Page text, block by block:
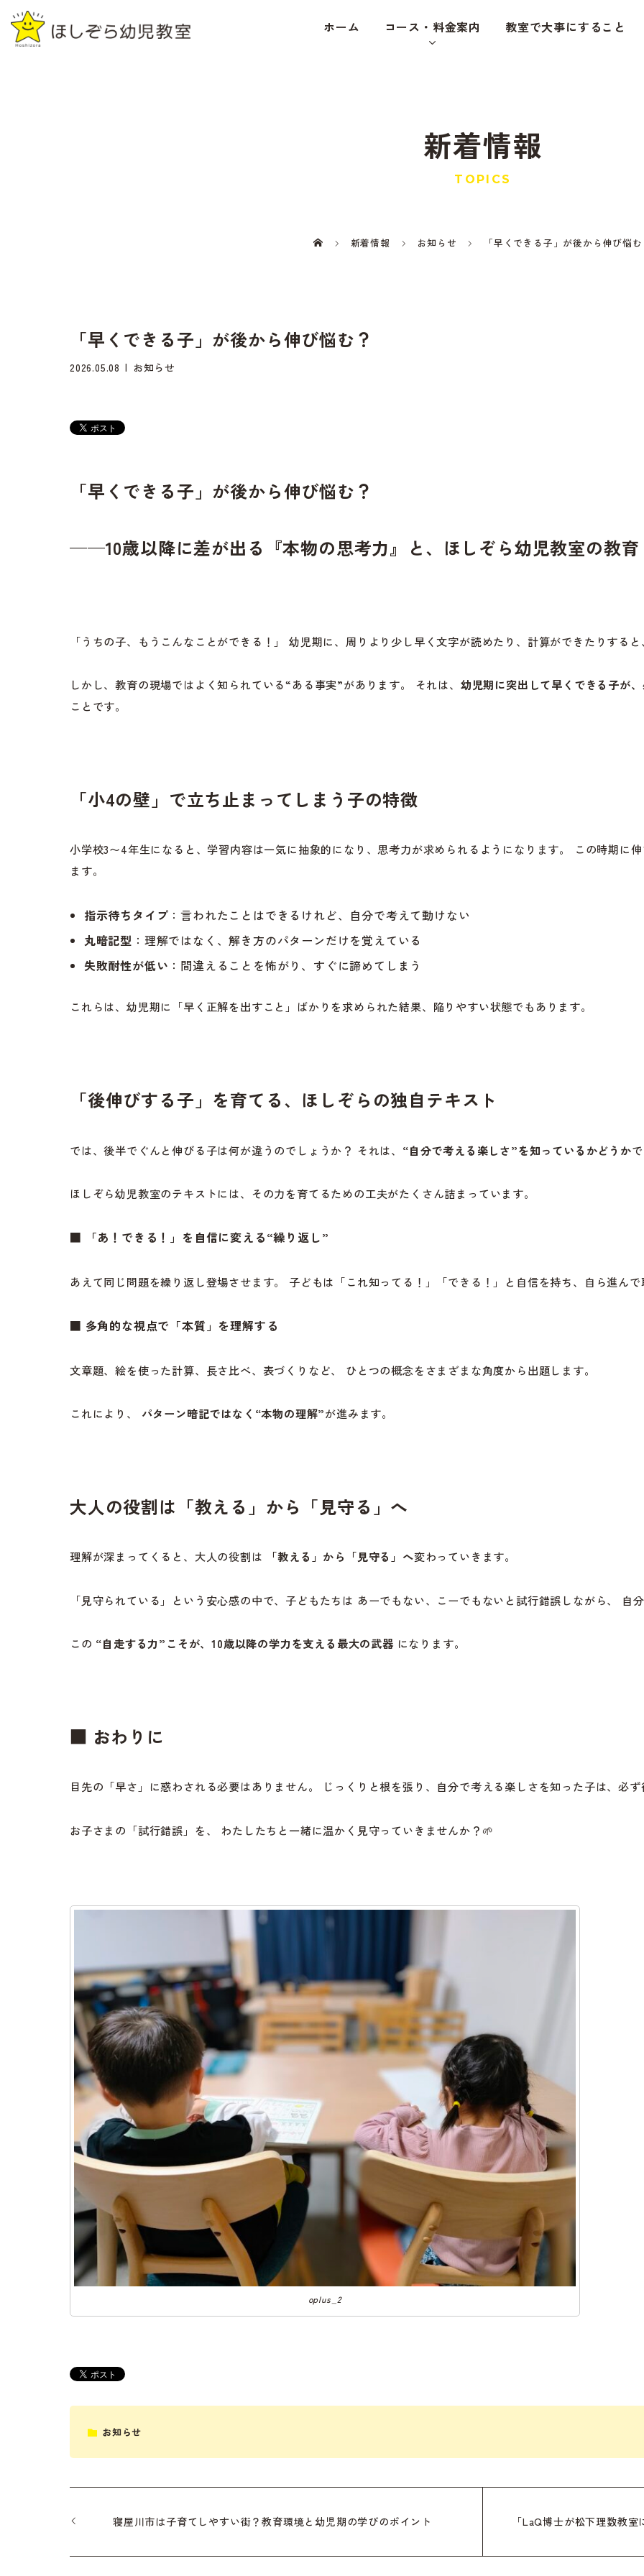
ホーム コース・料金案内 教室で大事にすること
新着情報
TOPICS
新着情報 お知らせ 「早くできる子」が後から伸び悩む
「早くできる子」が後から伸び悩む？
2026.05.08 お知らせ
「早くできる子」が後から伸び悩む？
——10歳以降に差が出る『本物の思考力』と、ほしぞら幼児教室の教育
「うちの子、もうこんなことができる！」 幼児期に、周りより少し早く文字が読めたり、計算ができたりする
しかし、教育の現場ではよく知られている“ある事実”があります。 それは、 幼児期に突出して早くできる子が
ことです。
「小4の壁」で立ち止まってしまう子の特徴
小学校3〜4年生になると、学習内容は一気に抽象的になり、思考力が求められるようになります。 この時期に
ます。
指示待ちタイプ ：言われたことはできるけれど、自分で考えて動けない
丸暗記型 ：理解ではなく、解き方のパターンだけを覚えている
失敗耐性が低い ：間違えることを怖がり、すぐに諦めてしまう
これらは、幼児期に「早く正解を出すこと」ばかりを求められた結果、陥りやすい状態でもあります。
「後伸びする子」を育てる、ほしぞらの独自テキスト
では、後半でぐんと伸びる子は何が違うのでしょうか？ それは、 “自分で考える楽しさ”を知っているかどうかで
ほしぞら幼児教室のテキストには、その力を育てるための工夫がたくさん詰まっています。
■ 「あ！できる！」を自信に変える“繰り返し”
あえて同じ問題を繰り返し登場させます。 子どもは「これ知ってる！」「できる！」と自信を持ち、自ら進んで
■ 多角的な視点で「本質」を理解する
文章題、絵を使った計算、長さ比べ、表づくりなど、 ひとつの概念をさまざまな角度から出題します。
これにより、 パターン暗記ではなく“本物の理解”が進みます。
大人の役割は「教える」から「見守る」へ
理解が深まってくると、大人の役割は 「教える」から「見守る」へ変わっていきます。
「見守られている」という安心感の中で、子どもたちは あーでもない、こーでもないと試行錯誤しながら、 自
この “自走する力”こそが、10歳以降の学力を支える最大の武器 になります。
■ おわりに
目先の「早さ」に惑わされる必要はありません。 じっくりと根を張り、自分で考える楽しさを知った子は、必ず
お子さまの「試行錯誤」を、 わたしたちと一緒に温かく見守っていきませんか？🌱
oplus_2
お知らせ
寝屋川市は子育てしやすい街？教育環境と幼児期の学びのポイント 「LaQ博士が松下理数教室